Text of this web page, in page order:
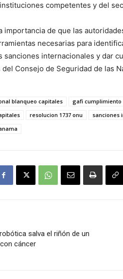
competentes y del
importancia de que las
necesarias para
sanciones internacionales y dar
Consejo de Seguridad de las
blanqueo capitales gafi cumplimiento
resolucion 1737 onu
sanciones
salva el riñón de un
cáncer